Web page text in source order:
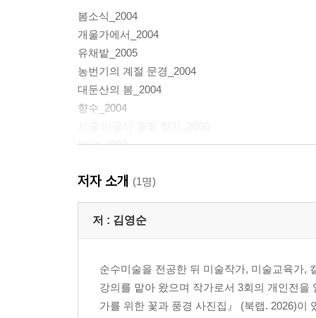
봄소식_2004
개울가에서_2004
유채밭_2005
농번기의 계절 문경_2004
대둔산의 봄_2004
향수_2004
텃밭_2003
청보리밭의 싱그러운 경치_2004
보릿고개 시절_2004
변산반도_2000
영산홍_2005
모란_2005
옥매화_2005
저자 소개 (1명)
저 : 김영순
순수미술을 전공한 뒤 미술작가, 미술교육가,
강의를 맡아 왔으며 작가로서 3회의 개인전
가를 위한 꽃과 풍경 사진집』 (북랩. 2026)이